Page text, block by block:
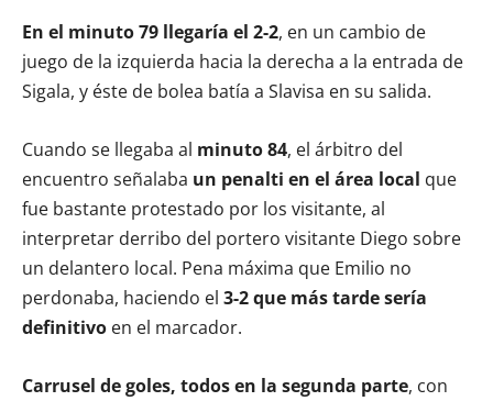
En el minuto 79 llegaría el 2-2, en un cambio de
juego de la izquierda hacia la derecha a la entrada de
Sigala, y éste de bolea batía a Slavisa en su salida.
Cuando se llegaba al minuto 84, el árbitro del
encuentro señalaba un penalti en el área local que
fue bastante protestado por los visitante, al
interpretar derribo del portero visitante Diego sobre
un delantero local. Pena máxima que Emilio no
perdonaba, haciendo el 3-2 que más tarde sería
definitivo en el marcador.
Carrusel de goles, todos en la segunda parte, con